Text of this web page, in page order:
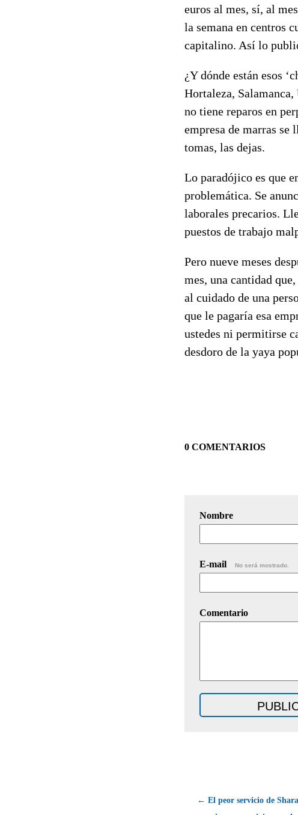
euros al mes, sí, al
la semana en centros
capitalino. Así lo
¿Y dónde están esos
Hortaleza,
no tiene reparos en
empresa de marras se
tomas, las dejas.
Lo paradójico es que
problemática. Se
laborales precarios.
puestos de trabajo
Pero nueve meses
mes, una cantidad
al cuidado de una
que le pagaría esa
ustedes ni permitirse
desdoro de la yaya
0 COMENTARIOS
Nombre
E-mail No será mostrado.
Comentario
← El peor servicio de